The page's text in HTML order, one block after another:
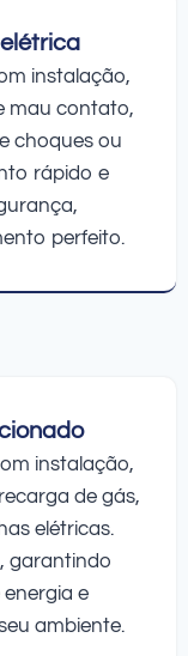
instalação,
mau contato,
choques ou
rápido e
perfeito.
instalação,
de gás,
elétricas.
garantindo
e
ambiente.